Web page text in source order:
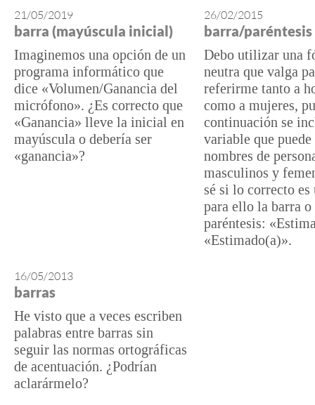
21/05/2019
barra (mayúscula inicial)
Imaginemos una opción de un
programa informático que
dice «Volumen/Ganancia del
micrófono». ¿Es correcto que
«Ganancia» lleve la inicial en
mayúscula o debería ser
«ganancia»?
26/02/2015
barra/paréntesis
Debo utilizar una
neutra que valga
referirme tanto a
como a mujeres,
continuación se
variable que
nombres de
masculinos y
sé si lo correcto
para ello la barra o
paréntesis:
«Estimado(a)».
16/05/2013
barras
He visto que a veces escriben
palabras entre barras sin
seguir las normas ortográficas
de acentuación. ¿Podrían
aclarármelo?